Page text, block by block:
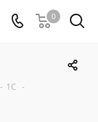
0
- 1C -